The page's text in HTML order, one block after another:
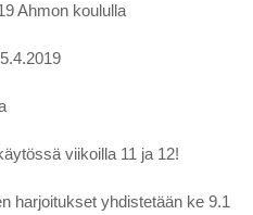
Ahmon koululla
viikoilla 11 ja 12!
harjoitukset yhdistetään ke 9.1